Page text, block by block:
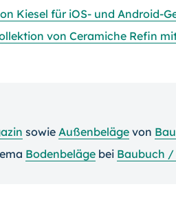
Kiesel für iOS- und Android-
von Ceramiche Refin
sowie Außenbeläge von
Bodenbeläge bei Baubuch /